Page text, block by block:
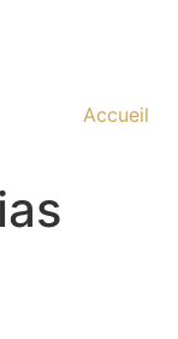
Accueil